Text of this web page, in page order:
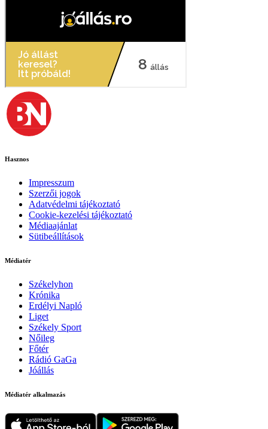
Hasznos
Impresszum
Szerzői jogok
Adatvédelmi tájékoztató
Cookie-kezelési tájékoztató
Médiaajánlat
Sütibeállítások
Médiatér
Székelyhon
Krónika
Erdélyi Napló
Liget
Székely Sport
Nőileg
Főtér
Rádió GaGa
Jóállás
Médiatér alkalmazás